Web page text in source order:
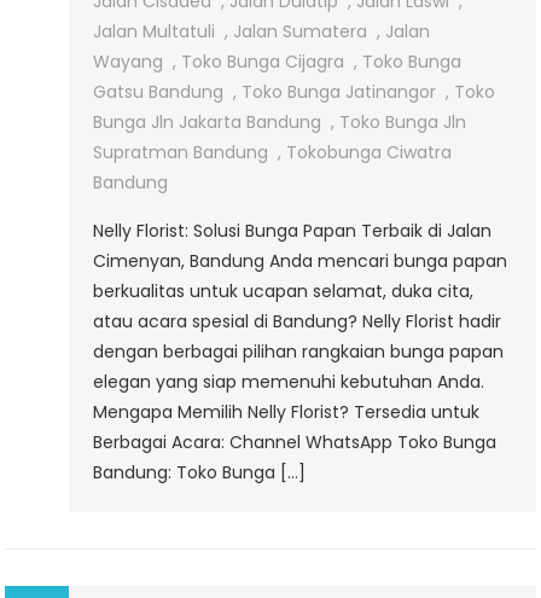
Ucapan
Di
Jalan
Cimenyan
Jalan Multatuli , Jalan Sumatera , Jalan
Wayang , Toko Bunga Cijagra , Toko Bunga
Gatsu Bandung , Toko Bunga Jatinangor , Toko
Bunga Jln Jakarta Bandung , Toko Bunga Jln
Supratman Bandung , Tokobunga Ciwatra
Bandung
Nelly Florist: Solusi Bunga Papan Terbaik di Jalan
Cimenyan, Bandung Anda mencari bunga papan
berkualitas untuk ucapan selamat, duka cita,
atau acara spesial di Bandung? Nelly Florist hadir
dengan berbagai pilihan rangkaian bunga papan
elegan yang siap memenuhi kebutuhan Anda.
Mengapa Memilih Nelly Florist? Tersedia untuk
Berbagai Acara: Channel WhatsApp Toko Bunga
Bandung: Toko Bunga […]